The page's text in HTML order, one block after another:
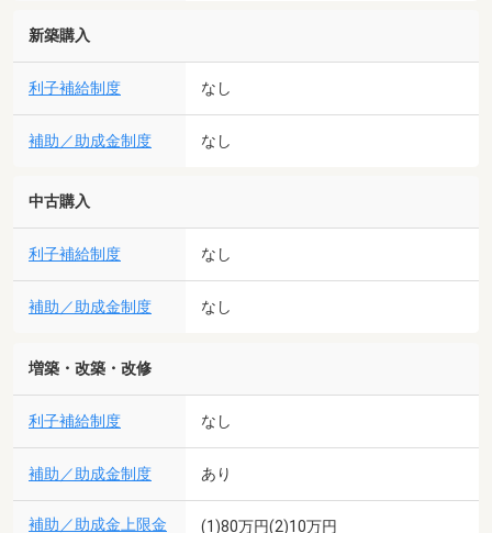
新築購入
利子補給制度 なし
補助／助成金制度 なし
中古購入
利子補給制度 なし
補助／助成金制度 なし
増築・改築・改修
利子補給制度 なし
補助／助成金制度 あり
補助／助成金上限金 (1)80万円(2)10万円